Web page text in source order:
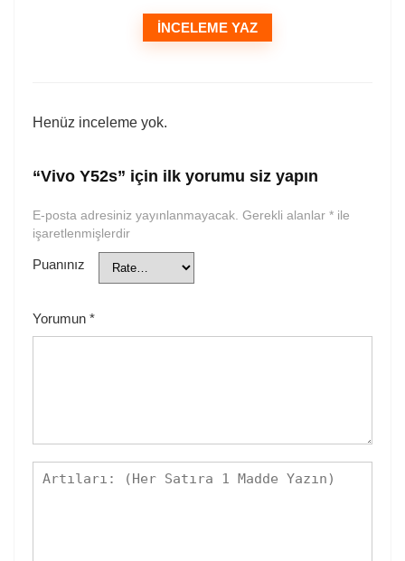
İNCELEME YAZ
Henüz inceleme yok.
“Vivo Y52s” için ilk yorumu siz yapın
E-posta adresiniz yayınlanmayacak. Gerekli alanlar * ile
işaretlenmişlerdir
Puanınız
Yorumun *